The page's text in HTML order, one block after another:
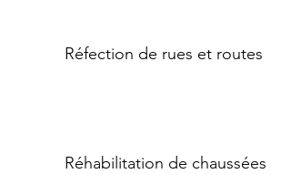
Réfection de rues et routes
Réhabilitation de chaussées